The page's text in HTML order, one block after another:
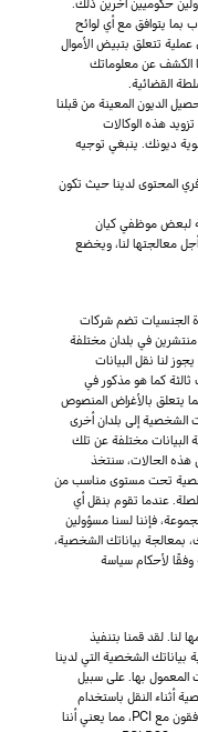
بما يتوافق مع أي لوائح
تتعلق بتبيض الأموال
الكشف عن معلوماتك
القضائية.
الديون المعينة من قبلنا
هذه الوكالات
ديونك. ينبغي توجيه
المحتوى لدينا حيث تكون
لبعض موظفي كيان
معالجتها لنا، ويخضع
الجنسيات تضم شركات
منتشرين في بلدان مختلفة
لنا نقل البيانات
كما هو مذكور في
يتعلق بالأغراض المنصوص
الشخصية إلى بلدان أخرى
البيانات مختلفة عن تلك
هذه الحالات، سنتخذ
تحت مستوى مناسب من
عندما تقوم بنقل أي
فإننا لسنا مسؤولين
بمعالجة بياناتك الشخصية،
لأحكام سياسة
لنا. لقد قمنا بتنفيذ
بياناتك الشخصية التي لدينا
المعمول بها. على سبيل
أثناء النقل باستخدام
بروتوكولات وبرامج التشفير. نحن أيضًا متوافقون مع PCI، مما يعني أننا